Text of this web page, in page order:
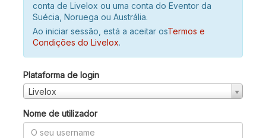
conta de Livelox ou uma conta do Eventor da
Suécia, Noruega ou Austrália.
Ao iniciar sessão, está a aceitar osTermos e
Condições do Livelox.
Plataforma de login
Livelox
Nome de utilizador